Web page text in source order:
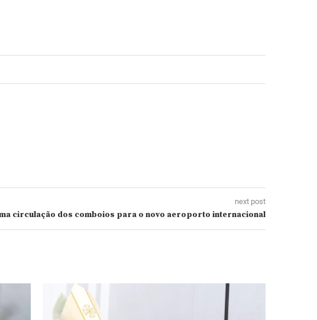
next post
circulação dos comboios para o novo aeroporto internacional